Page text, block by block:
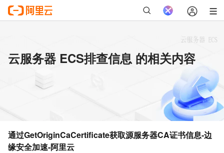
云服务器 ECS排查信息 的相关内容
通过GetOriginCaCertificate获取源服务器CA证书信息-边
缘安全加速-阿里云